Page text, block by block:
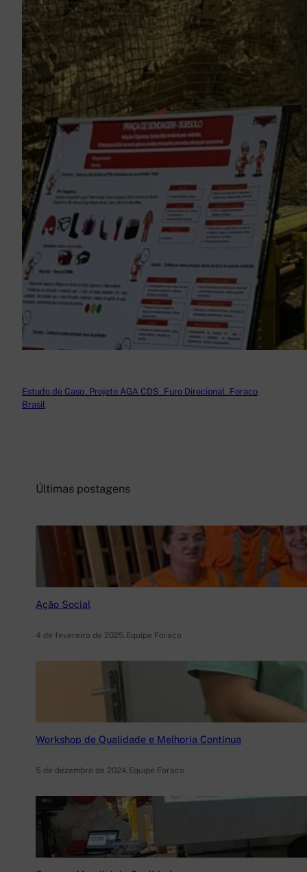
Estudo de Caso_Projeto AGA CDS_Furo Direcional_Foraco
Brasil
Últimas postagens
Ação Social
4 de fevereiro de 2025. Equipe Foraco
Workshop de Qualidade e Melhoria Contínua
5 de dezembro de 2024. Equipe Foraco